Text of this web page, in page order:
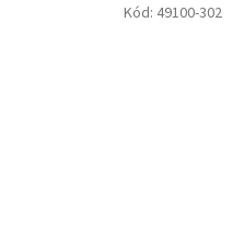
Kód: 49100-302